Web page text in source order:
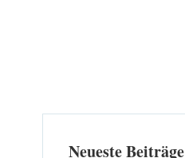
Neueste Beiträge